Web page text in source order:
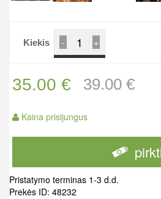
Kiekis - +
35.00 €
Kaina prisijungus
39.00 €
Pristatymo terminas 1-3 d.d.
Prekės ID: 48232